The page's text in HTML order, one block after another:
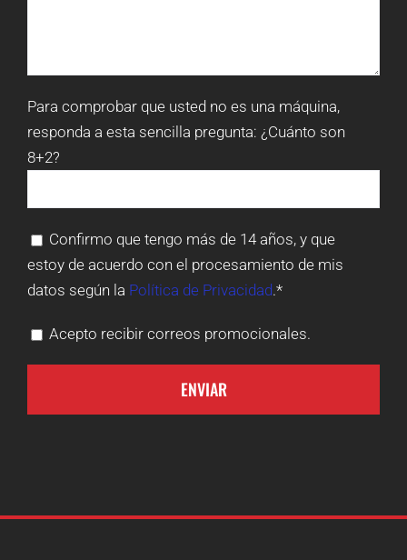
Para comprobar que usted no es una máquina,
responda a esta sencilla pregunta: ¿Cuánto son
8+2?
Confirmo que tengo más de 14 años, y que
estoy de acuerdo con el procesamiento de mis
datos según la Política de Privacidad.*
Acepto recibir correos promocionales.